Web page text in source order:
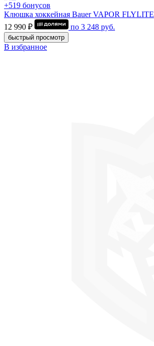
+519 бонусов
Клюшка хоккейная Bauer VAPOR FLYLITE
12 990 ₽
по 3 248 руб.
быстрый просмотр
В избранное